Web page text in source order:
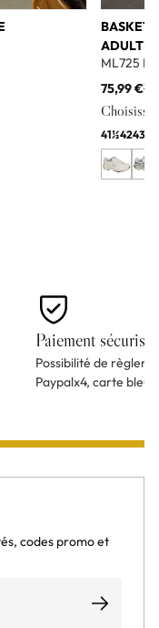
ADULTE
ML725
75,99 €
41½4243
Paiement sécurisé
Possibilité de
Paypalx4, carte
codes promo et
S’abonner